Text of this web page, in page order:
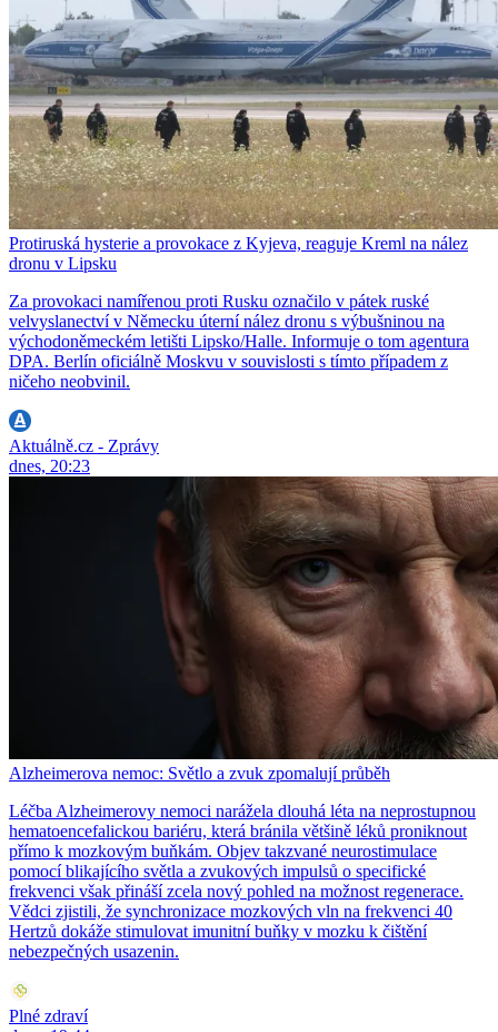
Protiruská hysterie a provokace z Kyjeva, reaguje Kreml na nález
dronu v Lipsku
Za provokaci namířenou proti Rusku označilo v pátek ruské
velvyslanectví v Německu úterní nález dronu s výbušninou na
východoněmeckém letišti Lipsko/Halle. Informuje o tom agentura
DPA. Berlín oficiálně Moskvu v souvislosti s tímto případem z
ničeho neobvinil.
Aktuálně.cz - Zprávy
dnes, 20:23
Alzheimerova nemoc: Světlo a zvuk zpomalují průběh
Léčba Alzheimerovy nemoci narážela dlouhá léta na neprostupnou
hematoencefalickou bariéru, která bránila většině léků proniknout
přímo k mozkovým buňkám. Objev takzvané neurostimulace
pomocí blikajícího světla a zvukových impulsů o specifické
frekvenci však přináší zcela nový pohled na možnost regenerace.
Vědci zjistili, že synchronizace mozkových vln na frekvenci 40
Hertzů dokáže stimulovat imunitní buňky v mozku k čištění
nebezpečných usazenin.
Plné zdraví